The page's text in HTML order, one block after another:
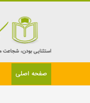
صفحه اصلی